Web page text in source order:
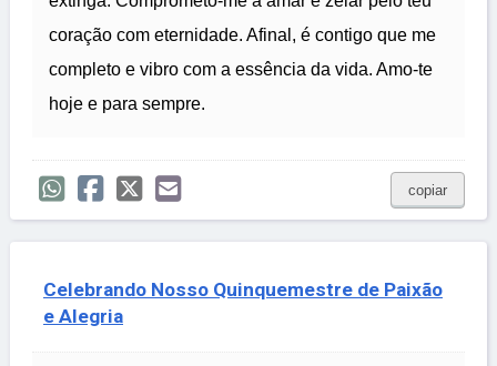
coração com eternidade. Afinal, é contigo que me
completo e vibro com a essência da vida. Amo-te
hoje e para sempre.
copiar
Celebrando Nosso Quinquemestre de Paixão
e Alegria